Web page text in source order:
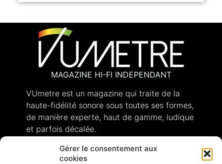
Gérer le consentement aux
cookies
MAGAZINE HI-FI INDEPENDANT
VUmetre est un magazine qui traite de la
haute-fidélité sonore sous toutes ses formes,
de manière experte, haut de gamme, ludique
et parfois décalée.